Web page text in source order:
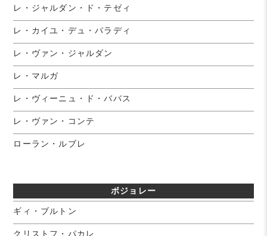
レ・ジャルダン・ド・テゼィ
レ・カイユ・デュ・パラディ
レ・ヴァン・ジャルダン
レ・マルガ
レ・ヴィーニュ・ド・ババス
レ・ヴァン・コンテ
ローラン・ルブレ
ボジョレー
ギィ・ブルトン
クリストフ・パカレ